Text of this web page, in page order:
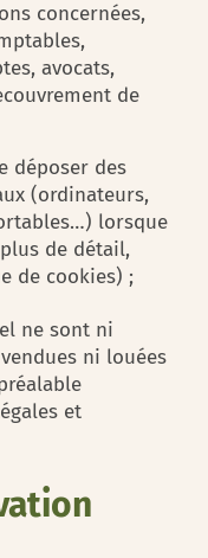
concernées,
avocats,
de
déposer des
(ordinateurs,
lorsque
de détail,
de cookies) ;
ne sont ni
ni louées
et